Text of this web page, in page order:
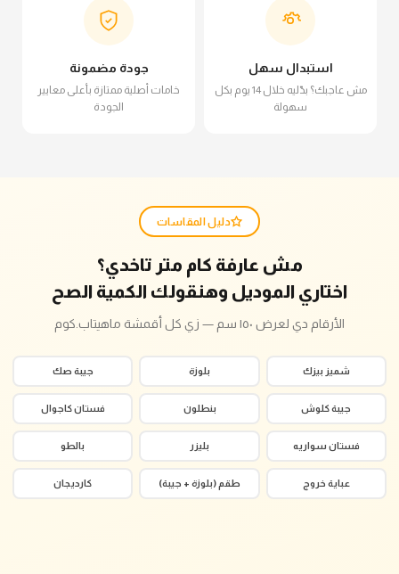
استبدال سهل
مش عاجبك؟ بدّليه خلال 14 يوم بكل
سهولة
جودة مضمونة
خامات أصلية ممتازة بأعلى معايير
الجودة
دليل المقاسات
مش عارفة كام متر تاخدي؟
اختاري الموديل وهنقولك الكمية الصح
الأرقام دي لعرض ١٥٠ سم — زي كل أقمشة ماهيتاب.كوم
شميز بيزك بلوزة جيبة صك
جيبة كلوش بنطلون فستان كاجوال
فستان سواريه بليزر بالطو
عباية خروج طقم (بلوزة + جيبة) كارديجان